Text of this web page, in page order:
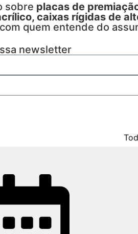
sobre placas de
caixas rígidas de
com quem entende do
newsletter